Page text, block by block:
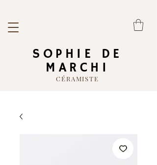
SOPHIE DE
MARCHI
CÉRAMISTE